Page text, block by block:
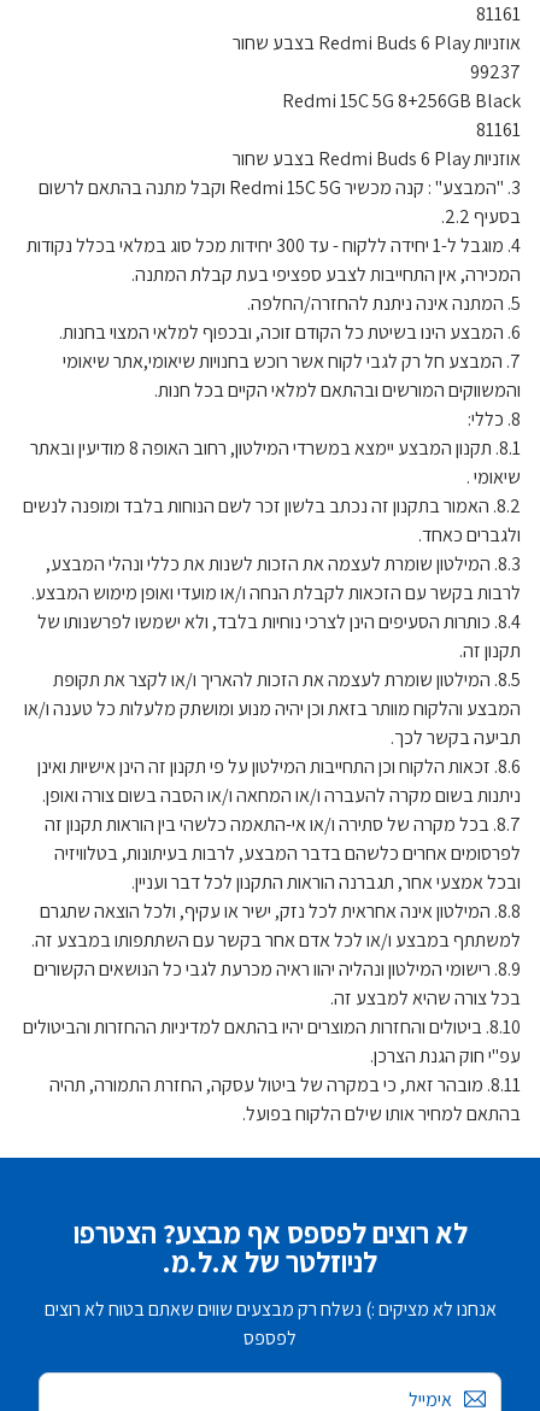
81161
אוזניות Redmi Buds 6 Play בצבע שחור
99237
Redmi 15C 5G 8+256GB Black
81161
אוזניות Redmi Buds 6 Play בצבע שחור
3. "המבצע" : קנה מכשיר Redmi 15C 5G וקבל מתנה בהתאם לרשום
בסעיף 2.2.
4. מוגבל ל-1 יחידה ללקוח - עד 300 יחידות מכל סוג במלאי בכלל נקודות
המכירה, אין התחייבות לצבע ספציפי בעת קבלת המתנה.
5. המתנה אינה ניתנת להחזרה/החלפה.
6. המבצע הינו בשיטת כל הקודם זוכה, ובכפוף למלאי המצוי בחנות.
7. המבצע חל רק לגבי לקוח אשר רוכש בחנויות שיאומי,אתר שיאומי
והמשווקים המורשים ובהתאם למלאי הקיים בכל חנות.
8. כללי:
8.1. תקנון המבצע יימצא במשרדי המילטון, רחוב האופה 8 מודיעין ובאתר
שיאומי .
8.2. האמור בתקנון זה נכתב בלשון זכר לשם הנוחות בלבד ומופנה לנשים
ולגברים כאחד.
8.3. המילטון שומרת לעצמה את הזכות לשנות את כללי ונהלי המבצע,
לרבות בקשר עם הזכאות לקבלת הנחה ו/או מועדי ואופן מימוש המבצע.
8.4. כותרות הסעיפים הינן לצרכי נוחיות בלבד, ולא ישמשו לפרשנותו של
תקנון זה.
8.5. המילטון שומרת לעצמה את הזכות להאריך ו/או לקצר את תקופת
המבצע והלקוח מוותר בזאת וכן יהיה מנוע ומושתק מלעלות כל טענה ו/או
תביעה בקשר לכך.
8.6. זכאות הלקוח וכן התחייבות המילטון על פי תקנון זה הינן אישיות ואינן
ניתנות בשום מקרה להעברה ו/או המחאה ו/או הסבה בשום צורה ואופן.
8.7. בכל מקרה של סתירה ו/או אי-התאמה כלשהי בין הוראות תקנון זה
לפרסומים אחרים כלשהם בדבר המבצע, לרבות בעיתונות, בטלוויזיה
ובכל אמצעי אחר, תגברנה הוראות התקנון לכל דבר ועניין.
8.8. המילטון אינה אחראית לכל נזק, ישיר או עקיף, ולכל הוצאה שתגרם
למשתתף במבצע ו/או לכל אדם אחר בקשר עם השתתפותו במבצע זה.
8.9. רישומי המילטון ונהליה יהוו ראיה מכרעת לגבי כל הנושאים הקשורים
בכל צורה שהיא למבצע זה.
8.10. ביטולים והחזרות המוצרים יהיו בהתאם למדיניות ההחזרות והביטולים
עפ"י חוק הגנת הצרכן.
8.11. מובהר זאת, כי במקרה של ביטול עסקה, החזרת התמורה, תהיה
בהתאם למחיר אותו שילם הלקוח בפועל.
לא רוצים לפספס אף מבצע? הצטרפו
לניוזלטר של א.ל.מ.
אנחנו לא מציקים :) נשלח רק מבצעים שווים שאתם בטוח לא רוצים
לפספס
אימייל